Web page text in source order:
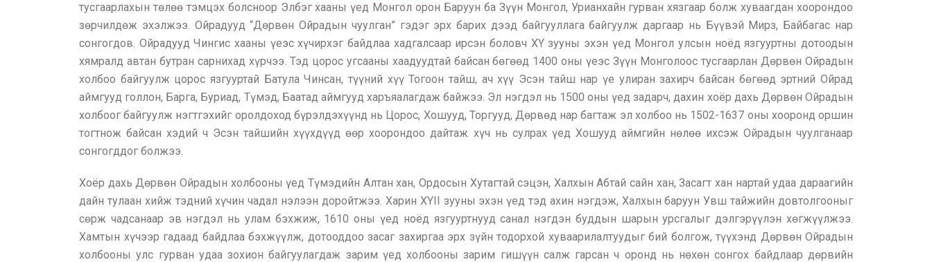
тусгаарлахын төлөө тэмцэх болсноор Элбэг хааны үед Монгол орон Баруун ба Зүүн Монгол, Урианхайн гурван хязгаар болж хуваагдан хоорондоо
зөрчилдөж эхэлжээ. Ойрадууд “Дөрвөн Ойрадын чуулган” гэдэг эрх барих дээд байгууллага байгуулж даргаар нь Бүүвэй Мирз, Байбагас нар
сонгогдов. Ойрадууд Чингис хааны үеэс хүчирхэг байдлаа хадгалсаар ирсэн боловч XY зууны эхэн үед Монгол улсын ноёд язгууртны дотоодын
хямралд автан бутран сарнихад хүрчээ. Тэд цорос угсааны хаадуудтай байсан бөгөөд 1400 оны үеэс Зүүн Монголоос тусгаарлан Дөрвөн Ойрадын
холбоо байгуулж цорос язгууртай Батула Чинсан, түүний хүү Тогоон тайш, ач хүү Эсэн тайш нар үе улиран захирч байсан бөгөөд эртний Ойрад
аймгууд голлон, Барга, Буриад, Түмэд, Баатад аймгууд харъяалагдаж байжээ. Эл нэгдэл нь 1500 оны үед задарч, дахин хоёр дахь Дөрвөн Ойрадын
холбоог байгуулж нэгтгэхийг оролдоход бүрэлдэхүүнд нь Цорос, Хошууд, Торгууд, Дөрвөд нар багтаж эл холбоо нь 1502-1637 оны хооронд оршин
тогтнож байсан хэдий ч Эсэн тайшийн хүүхдүүд өөр хоорондоо дайтаж хүч нь сулрах үед Хошууд аймгийн нөлөө ихсэж Ойрадын чуулганаар
сонгогддог болжээ.
Хоёр дахь Дөрвөн Ойрадын холбооны үед Түмэдийн Алтан хан, Ордосын Хутагтай сэцэн, Халхын Абтай сайн хан, Засагт хан нартай удаа дараагийн
дайн тулаан хийж тэдний хүчин чадал нэлээн доройтжээ. Харин XYII зууны эхэн үед тэд ахин нэгдэж, Халхын баруун Увш тайжийн довтолгооныг
сөрж чадсанаар эв нэгдэл нь улам бэхжиж, 1610 оны үед ноёд язгууртнууд санал нэгдэн буддын шарын урсгалыг дэлгэрүүлэн хөгжүүлжээ.
Хамтын хүчээр гадаад байдлаа бэхжүүлж, дотооддоо засаг захиргаа эрх зүйн тодорхой хуваарилалтуудыг бий болгож, түүхэнд Дөрвөн Ойрадын
холбооны улс гурван удаа зохион байгуулагдаж зарим үед холбооны зарим гишүүн салж гарсан ч оронд нь нөхөн сонгох байдлаар дөрвийн